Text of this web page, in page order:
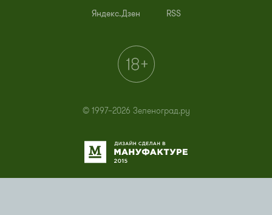
Яндекс.Дзен RSS
© 1997–2026 Зеленоград.ру